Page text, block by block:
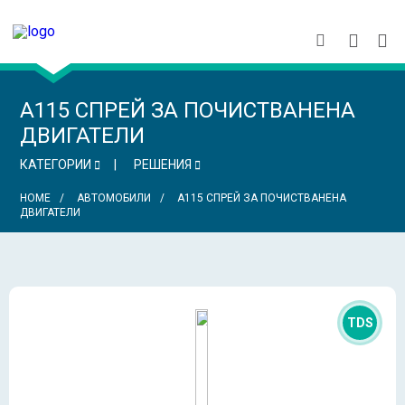
A115 СПРЕЙ ЗА ПОЧИСТВАНЕНА
ДВИГАТЕЛИ
КАТЕГОРИИ РЕШЕНИЯ
HOME АВТОМОБИЛИ
A115 СПРЕЙ ЗА ПОЧИСТВАНЕНА
ДВИГАТЕЛИ
TDS